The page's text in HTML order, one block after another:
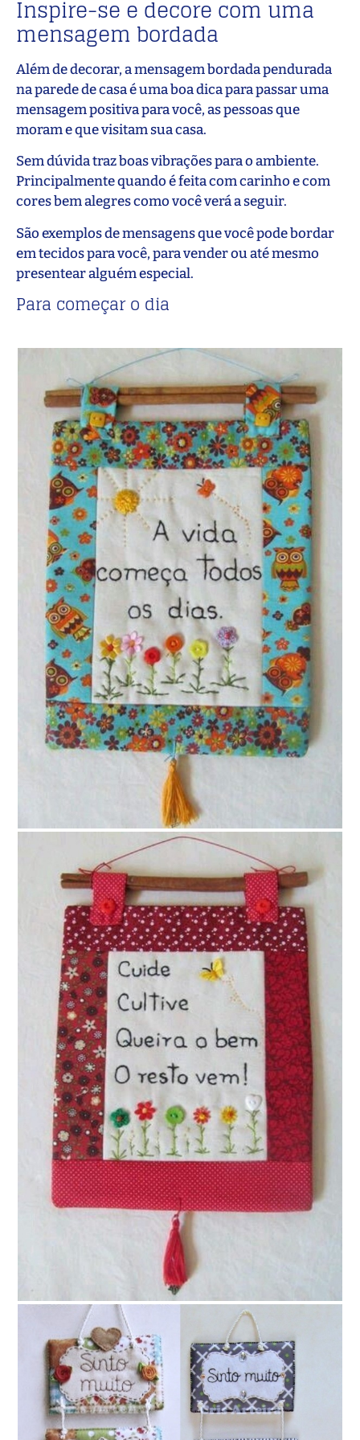
Inspire-se e decore com uma
mensagem bordada
Além de decorar, a mensagem bordada pendurada
na parede de casa é uma boa dica para passar uma
mensagem positiva para você, as pessoas que
moram e que visitam sua casa.
Sem dúvida traz boas vibrações para o ambiente.
Principalmente quando é feita com carinho e com
cores bem alegres como você verá a seguir.
São exemplos de mensagens que você pode bordar
em tecidos para você, para vender ou até mesmo
presentear alguém especial.
Para começar o dia